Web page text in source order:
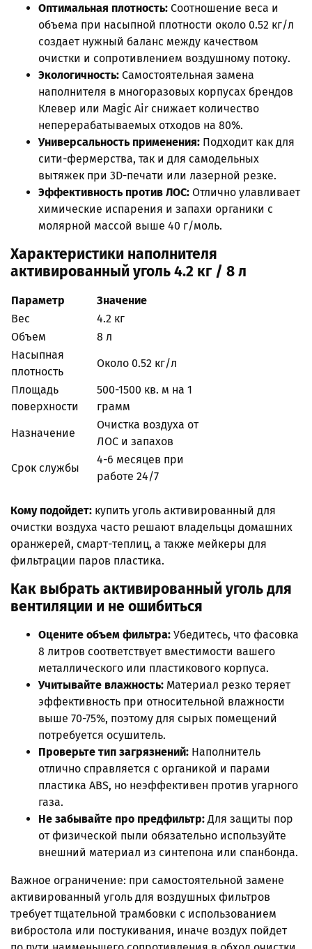
Оптимальная плотность: Соотношение веса и
объема при насыпной плотности около 0.52 кг/л
создает нужный баланс между качеством
очистки и сопротивлением воздушному потоку.
Экологичность: Самостоятельная замена
наполнителя в многоразовых корпусах брендов
Клевер или Magic Air снижает количество
неперерабатываемых отходов на 80%.
Универсальность применения: Подходит как для
сити-фермерства, так и для самодельных
вытяжек при 3D-печати или лазерной резке.
Эффективность против ЛОС: Отлично улавливает
химические испарения и запахи органики с
молярной массой выше 40 г/моль.
Характеристики наполнителя
активированный уголь 4.2 кг / 8 л
Параметр
Значение
Вес
4.2 кг
Объем
8 л
Насыпная
плотность
Около 0.52 кг/л
Площадь
поверхности
500-1500 кв. м на 1
грамм
Назначение
Очистка воздуха от
ЛОС и запахов
Срок службы
4-6 месяцев при
работе 24/7
Кому подойдет: купить уголь активированный для
очистки воздуха часто решают владельцы домашних
оранжерей, смарт-теплиц, а также мейкеры для
фильтрации паров пластика.
Как выбрать активированный уголь для
вентиляции и не ошибиться
Оцените объем фильтра: Убедитесь, что фасовка
8 литров соответствует вместимости вашего
металлического или пластикового корпуса.
Учитывайте влажность: Материал резко теряет
эффективность при относительной влажности
выше 70-75%, поэтому для сырых помещений
потребуется осушитель.
Проверьте тип загрязнений: Наполнитель
отлично справляется с органикой и парами
пластика ABS, но неэффективен против угарного
газа.
Не забывайте про предфильтр: Для защиты пор
от физической пыли обязательно используйте
внешний материал из синтепона или спанбонда.
Важное ограничение: при самостоятельной замене
активированный уголь для воздушных фильтров
требует тщательной трамбовки с использованием
вибростола или постукивания, иначе воздух пойдет